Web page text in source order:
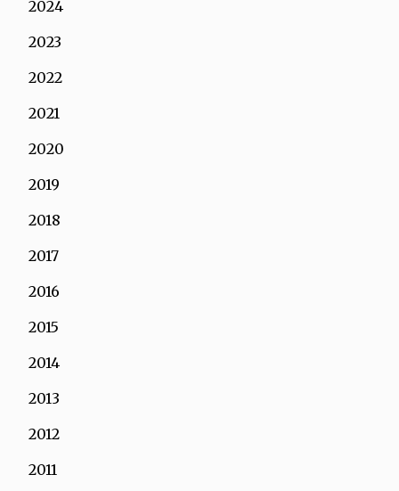
2024
2023
2022
2021
2020
2019
2018
2017
2016
2015
2014
2013
2012
2011